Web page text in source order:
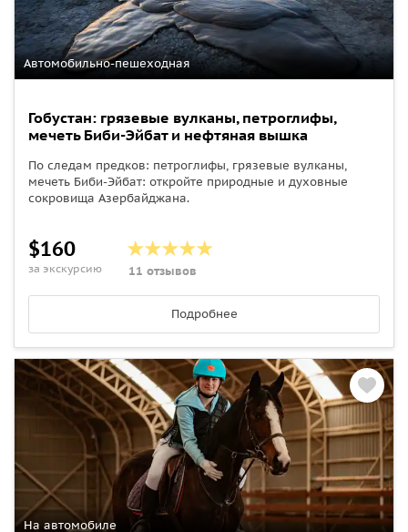
Автомобильно-пешеходная
Гобустан: грязевые вулканы, петроглифы,
мечеть Биби-Эйбат и нефтяная вышка
По следам предков: петроглифы, грязевые вулканы,
мечеть Биби‑Эйбат: откройте природные и духовные
сокровища Азербайджана.
$160
за экскурсию 11 отзывов
Подробнее
На автомобиле